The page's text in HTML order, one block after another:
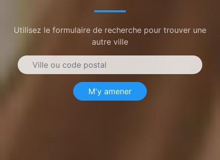
Utilisez le formulaire de recherche pour trouver une
autre ville
M'y amener